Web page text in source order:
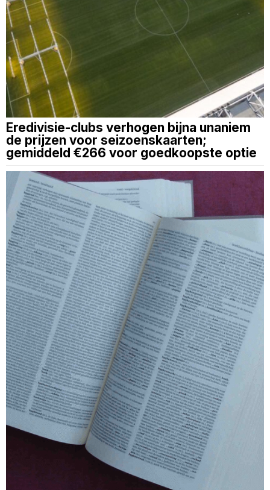
Eredivisie-clubs verhogen bijna unaniem
de prijzen voor seizoenskaarten;
gemiddeld €266 voor goedkoopste optie